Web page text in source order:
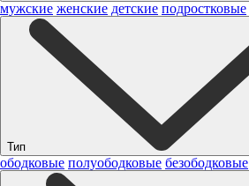
мужские женские детские подростковые
Тип
ободковые полуободковые безободковые